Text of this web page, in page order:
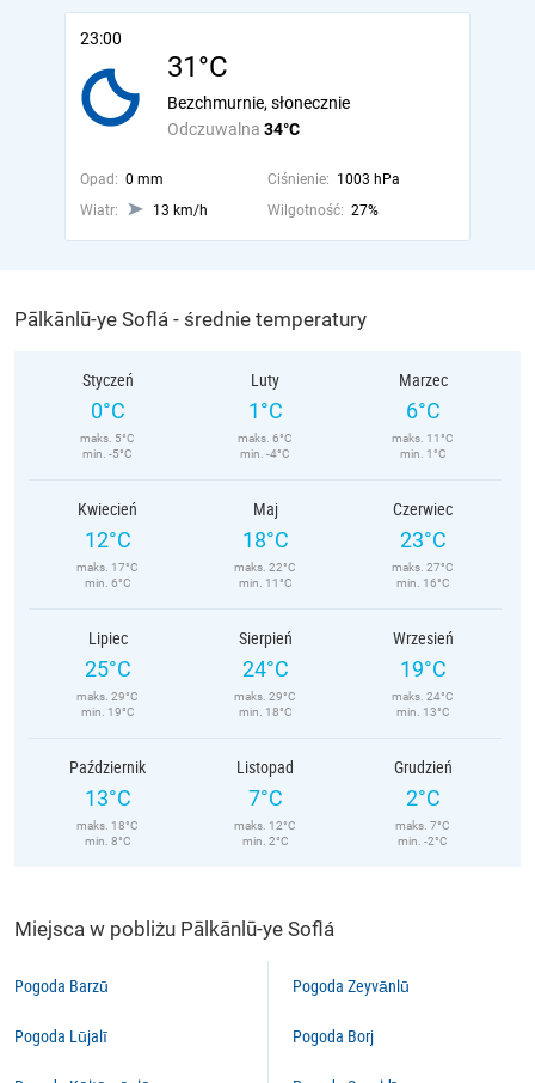
23:00
31°C
Odczuwalna 34°C
Bezchmurnie, słonecznie
Opad: 0 mm Ciśnienie: 1003 hPa
Wiatr:
13 km/h Wilgotność: 27%
Pālkānlū-ye Soflá - średnie temperatury
Styczeń
0°C
maks. 5°C
min. -5°C
Luty
1°C
maks. 6°C
min. -4°C
Marzec
6°C
maks. 11°C
min. 1°C
Kwiecień
12°C
maks. 17°C
min. 6°C
Maj
18°C
maks. 22°C
min. 11°C
Czerwiec
23°C
maks. 27°C
min. 16°C
Lipiec
25°C
maks. 29°C
min. 19°C
Sierpień
24°C
maks. 29°C
min. 18°C
Wrzesień
19°C
maks. 24°C
min. 13°C
Październik
13°C
maks. 18°C
min. 8°C
Listopad
7°C
maks. 12°C
min. 2°C
Grudzień
2°C
maks. 7°C
min. -2°C
Miejsca w pobliżu Pālkānlū-ye Soflá
Pogoda Barzū
Pogoda Lūjalī
Pogoda Zeyvānlū
Pogoda Borj